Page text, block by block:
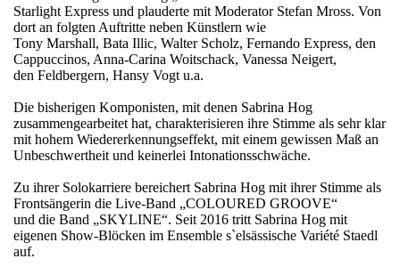
Starlight Express und plauderte mit Moderator Stefan Mross. Von
dort an folgten Auftritte neben Künstlern wie
Tony Marshall, Bata Illic, Walter Scholz, Fernando Express, den
Cappuccinos, Anna-Carina Woitschack, Vanessa Neigert,
den Feldbergern, Hansy Vogt u.a.
Die bisherigen Komponisten, mit denen Sabrina Hog
zusammengearbeitet hat, charakterisieren ihre Stimme als sehr klar
mit hohem Wiedererkennungseffekt, mit einem gewissen Maß an
Unbeschwertheit und keinerlei Intonationsschwäche.
Zu ihrer Solokarriere bereichert Sabrina Hog mit ihrer Stimme als
Frontsängerin die Live-Band „COLOURED GROOVE“
und die Band „SKYLINE“. Seit 2016 tritt Sabrina Hog mit
eigenen Show-Blöcken im Ensemble s`elsässische Variété Staedl
auf.